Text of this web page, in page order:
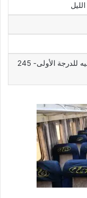
سعر التذكرة من أسون للقاهرة: (380 جنيه للدرجة الأولى- 245